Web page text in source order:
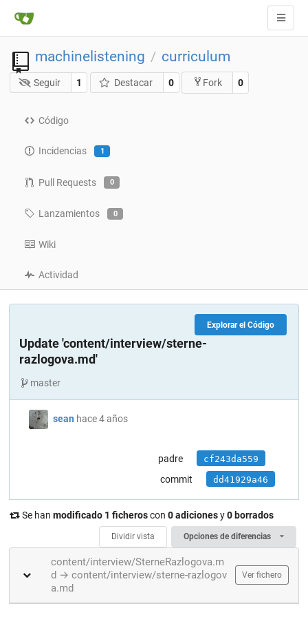
machinelistening / curriculum
Seguir 1 Destacar 0 Fork 0
Código
Incidencias 1
Pull Requests 0
Lanzamientos 0
Wiki
Actividad
Explorar el Código
Update 'content/interview/sterne-
razlogova.md'
master
sean hace 4 años
padre cf243da559
commit dd41929a46
Se han modificado 1 ficheroscon 0 adicionesy0 borrados
Dividir vista Opciones de diferencias
content/interview/SterneRazlogova.m
d → content/interview/sterne-razlogov
a.md
Ver fichero